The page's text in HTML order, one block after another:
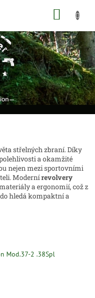
střelných zbraní. Díky
a okamžité
nejen mezi sportovními
Modernírevolvery
a ergonomií, což z
hledá kompaktní a
Mod.37-2 .38Spl